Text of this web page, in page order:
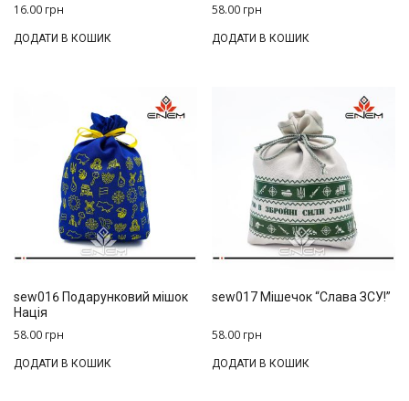
16.00 грн
ДОДАТИ В КОШИК
58.00 грн
ДОДАТИ В КОШИК
sew016 Подарунковий мішок
Нація
58.00 грн
ДОДАТИ В КОШИК
sew017 Мішечок “Слава ЗСУ!”
58.00 грн
ДОДАТИ В КОШИК